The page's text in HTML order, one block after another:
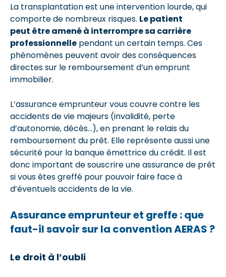
La transplantation est une intervention lourde, qui
comporte de nombreux risques. Le patient
peut être amené à interrompre sa carrière
professionnelle pendant un certain temps. Ces
phénomènes peuvent avoir des conséquences
directes sur le remboursement d’un emprunt
immobilier.
L’assurance emprunteur vous couvre contre les
accidents de vie majeurs (invalidité, perte
d’autonomie, décès…), en prenant le relais du
remboursement du prêt. Elle représente aussi une
sécurité pour la banque émettrice du crédit. Il est
donc important de souscrire une assurance de prêt
si vous êtes greffé pour pouvoir faire face à
d’éventuels accidents de la vie.
Assurance emprunteur et greffe : que
faut-il savoir sur la convention AERAS ?
Le droit à l’oubli